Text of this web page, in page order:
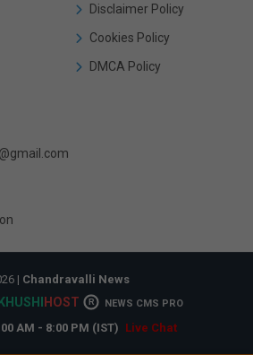
Disclaimer Policy
Cookies Policy
DMCA Policy
| Chandravalli News
KHUSHI HOST R NEWS CMS PRO
AM - 8:00 PM (IST) Live Chat